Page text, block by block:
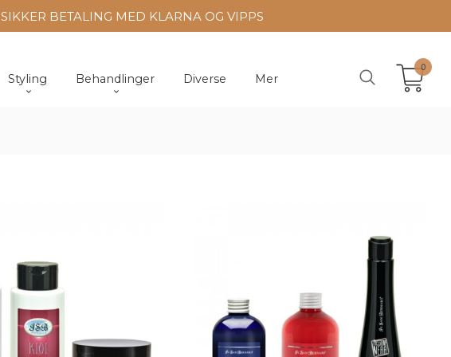
SIKKER BETALING MED KLARNA OG VIPPS
Styling Behandlinger Diverse Mer
0